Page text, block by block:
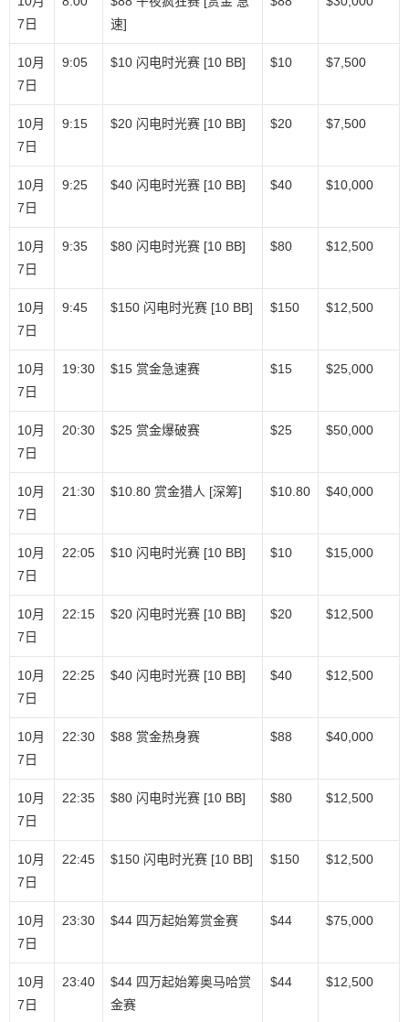
7日
速]
10月
7日
9:05 $10 闪电时光赛 [10 BB] $10 $7,500
10月
7日
9:15 $20 闪电时光赛 [10 BB] $20 $7,500
10月
7日
9:25 $40 闪电时光赛 [10 BB] $40 $10,000
10月
7日
9:35 $80 闪电时光赛 [10 BB] $80 $12,500
10月
7日
9:45 $150 闪电时光赛 [10 BB] $150 $12,500
10月
7日
19:30 $15 赏金急速赛 $15 $25,000
10月
7日
20:30 $25 赏金爆破赛 $25 $50,000
10月
7日
21:30 $10.80 赏金猎人 [深筹] $10.80 $40,000
10月
7日
22:05 $10 闪电时光赛 [10 BB] $10 $15,000
10月
7日
22:15 $20 闪电时光赛 [10 BB] $20 $12,500
10月
7日
22:25 $40 闪电时光赛 [10 BB] $40 $12,500
10月
7日
22:30 $88 赏金热身赛 $88 $40,000
10月
7日
22:35 $80 闪电时光赛 [10 BB] $80 $12,500
10月
7日
22:45 $150 闪电时光赛 [10 BB] $150 $12,500
10月
7日
23:30 $44 四万起始筹赏金赛 $44 $75,000
10月
7日
23:40
$44 四万起始筹奥马哈赏
金赛
$44 $12,500